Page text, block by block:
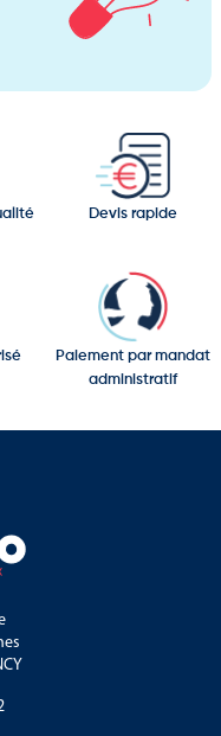
et 300 cm
Devis rapide
Paiement par mandat
administratif